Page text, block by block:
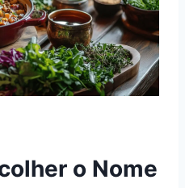
o Nome